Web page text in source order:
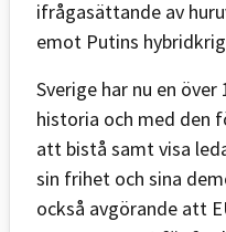
ifrågasättande av
emot Putins
Sverige har nu en
historia och med den
att bistå samt visa
sin frihet och sina
också avgörande att